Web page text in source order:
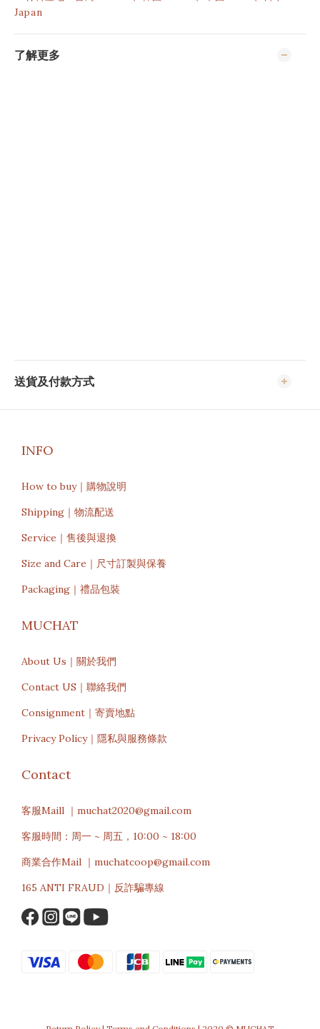
Japan
了解更多
送貨及付款方式
INFO
How to buy｜購物說明
Shipping｜物流配送
Service｜售後與退換
Size and Care｜尺寸訂製與保養
Packaging｜禮品包裝
MUCHAT
About Us｜關於我們
Contact US｜聯絡我們
Consignment｜寄賣地點
Privacy Policy｜隱私與服務條款
Contact
客服Maill ｜muchat2020@gmail.com
客服時間：周一 ~ 周五，10:00 ~ 18:00
商業合作Mail ｜muchatcoop@gmail.com
165 ANTI FRAUD｜反詐騙專線